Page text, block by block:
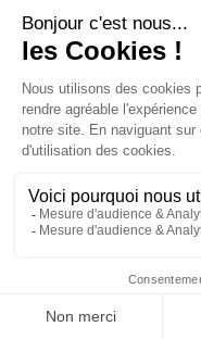
HOMME -
INFORMATION -
La 3e voie
Face aux
alertes
Hamant…
ARTICLE